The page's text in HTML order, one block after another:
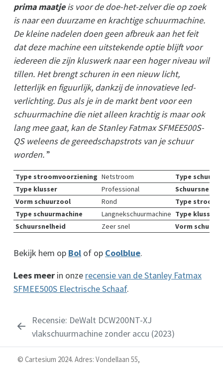
prima maatjeis voor de doe-het-zelver die op zoek
is naar een duurzame en krachtige schuurmachine.
De kleine nadelen doen geen afbreuk aan het feit
dat deze machine een uitstekende optie blijft voor
iedereen die zijn kluswerk naar een hoger niveau wil
tillen. Het brengt schuren in een nieuw licht,
letterlijk en figuurlijk, dankzij de innovatieve led-
verlichting. Dus als je in de markt bent voor een
schuurmachine die niet alleen krachtig is maar ook
lang mee gaat, kan de Stanley Fatmax SFMEE500S-
QS weleens de gereedschapstrots van je schuur
worden.”
Type stroomvoorziening Netstroom
Type
Type klusser
Professional
Vorm schuurzool
Rond
Type
Type schuurmachine
Langnekschuurmachine Type klusser
Schuursnelheid
Zeer snel Vorm
Bekijk hem op Bol of op Coolblue.
Lees meer in onze recensie van de Stanley Fatmax
SFMEE500S Electrische Schaaf.
Recensie: DeWalt DCW200NT-XJ
vlakschuurmachine zonder accu (2023)
© Cartesium 2024. Adres: Vondellaan 55,